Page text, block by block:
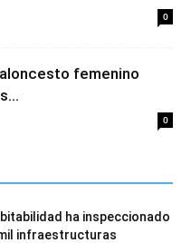
0
femenino
0
ha inspeccionado
infraestructuras